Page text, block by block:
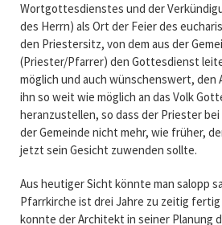
Wortgottesdienstes und der
des Herrn) als Ort der Feier des
den Priestersitz, von dem aus der
(Priester/Pfarrer) den Gottesdienst
möglich und auch wünschenswert, den
ihn so weit wie möglich an das Volk
heranzustellen, so dass der Priester
der Gemeinde nicht mehr, wie früher,
jetzt sein Gesicht zuwenden sollte.
Aus heutiger Sicht könnte man salopp
Pfarrkirche ist drei Jahre zu zeitig
konnte der Architekt in seiner Planung